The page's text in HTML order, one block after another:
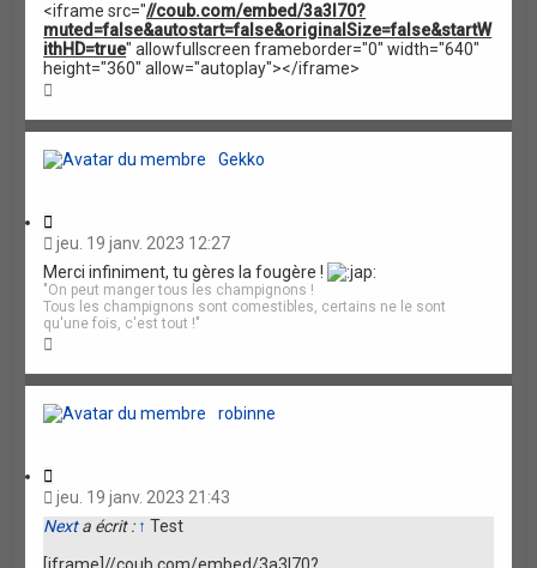
<iframe src="//coub.com/embed/3a3l70?
muted=false&autostart=false&originalSize=false&startW
ithHD=true" allowfullscreen frameborder="0" width="640"
height="360" allow="autoplay"></iframe>
u
Gekko
C
t
a
t
i
o
jeu. 19 janv. 2023 12:27
Merci infiniment, tu gères la fougère !
"On peut manger tous les champignons !
Tous les champignons sont comestibles, certains ne le sont
qu'une fois, c'est tout !"
u
robinne
C
t
a
jeu. 19 janv. 2023 21:43
Nexta écrit : ↑ Test